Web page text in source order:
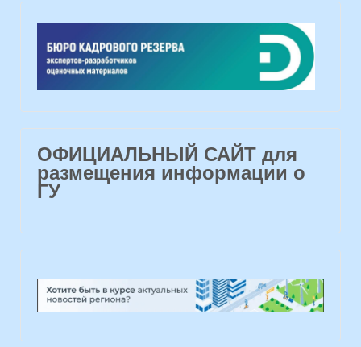
ОФИЦИАЛЬНЫЙ САЙТ для
размещения информации о
ГУ